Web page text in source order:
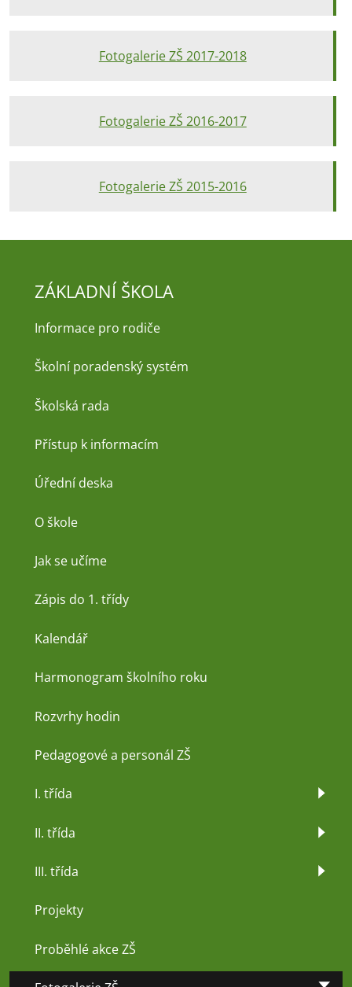
Fotogalerie ZŠ 2017-2018
Fotogalerie ZŠ 2016-2017
Fotogalerie ZŠ 2015-2016
ZÁKLADNÍ ŠKOLA
Informace pro rodiče
Školní poradenský systém
Školská rada
Přístup k informacím
Úřední deska
O škole
Jak se učíme
Zápis do 1. třídy
Kalendář
Harmonogram školního roku
Rozvrhy hodin
Pedagogové a personál ZŠ
I. třída
II. třída
III. třída
Projekty
Proběhlé akce ZŠ